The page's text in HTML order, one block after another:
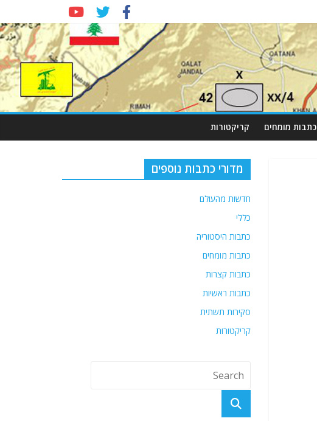
כתבות מומחים קריקטורות
מדורי כתבות נוספים
חדשות מהעולם
כללי
כתבות היסטוריה
כתבות מומחים
כתבות קצרות
כתבות ראשיות
סקירות תשתית
קריקטורות